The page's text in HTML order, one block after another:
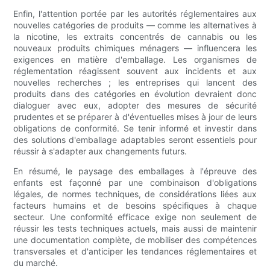
Enfin, l'attention portée par les autorités réglementaires aux
nouvelles catégories de produits — comme les alternatives à
la nicotine, les extraits concentrés de cannabis ou les
nouveaux produits chimiques ménagers — influencera les
exigences en matière d'emballage. Les organismes de
réglementation réagissent souvent aux incidents et aux
nouvelles recherches ; les entreprises qui lancent des
produits dans des catégories en évolution devraient donc
dialoguer avec eux, adopter des mesures de sécurité
prudentes et se préparer à d'éventuelles mises à jour de leurs
obligations de conformité. Se tenir informé et investir dans
des solutions d'emballage adaptables seront essentiels pour
réussir à s'adapter aux changements futurs.
En résumé, le paysage des emballages à l'épreuve des
enfants est façonné par une combinaison d'obligations
légales, de normes techniques, de considérations liées aux
facteurs humains et de besoins spécifiques à chaque
secteur. Une conformité efficace exige non seulement de
réussir les tests techniques actuels, mais aussi de maintenir
une documentation complète, de mobiliser des compétences
transversales et d'anticiper les tendances réglementaires et
du marché.